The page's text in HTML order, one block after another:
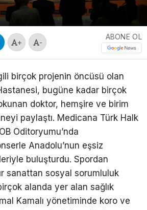
+ -
ABONE OL
birçok projenin öncüsü olan
bugüne kadar birçok
doktor, hemşire ve birim
paylaştı. Medicana Türk Halk
Oditoryumu’nda
Anadolu’nun eşsiz
buluşturdu. Spordan
sanattan sosyal sorumluluk
alanda yer alan sağlık
Kamalı yönetiminde koro ve